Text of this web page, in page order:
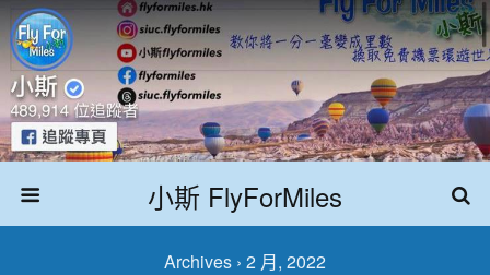
小斯 FlyForMiles
Archives › 2 月, 2022